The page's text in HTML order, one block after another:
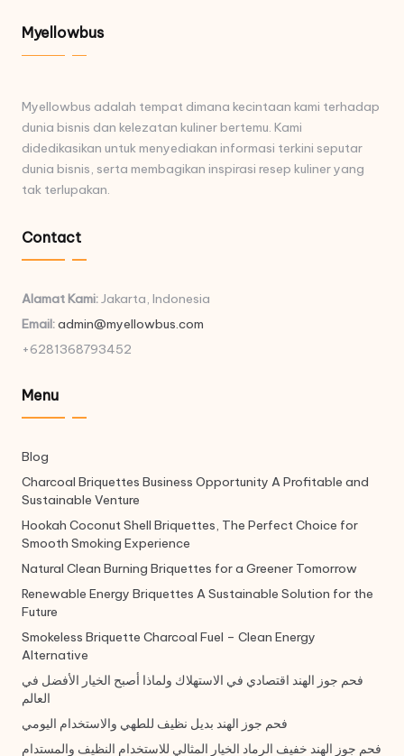
Myellowbus
Myellowbus adalah tempat dimana kecintaan kami terhadap
dunia bisnis dan kelezatan kuliner bertemu. Kami
didedikasikan untuk menyediakan informasi terkini seputar
dunia bisnis, serta membagikan inspirasi resep kuliner yang
tak terlupakan.
Contact
Alamat Kami:Jakarta, Indonesia
Email:admin@myellowbus.com
+6281368793452
Menu
Blog
Charcoal Briquettes Business Opportunity A Profitable and
Sustainable Venture
Hookah Coconut Shell Briquettes, The Perfect Choice for
Smooth Smoking Experience
Natural Clean Burning Briquettes for a Greener Tomorrow
Renewable Energy Briquettes A Sustainable Solution for the
Future
Smokeless Briquette Charcoal Fuel – Clean Energy
Alternative
فحم جوز الهند اقتصادي في الاستهلاك ولماذا أصبح الخيار الأفضل في
العالم
فحم جوز الهند بديل نظيف للطهي والاستخدام اليومي
فحم جوز الهند خفيف الرماد الخيار المثالي للاستخدام النظيف والمستدام